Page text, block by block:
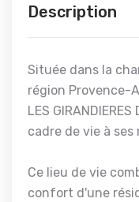
Description
Située dans la
région Provence-
LES
cadre de vie à ses
Ce lieu de vie
confort d'une